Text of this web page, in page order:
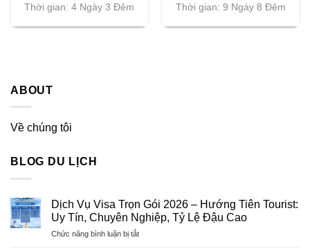
Thời gian: 4 Ngày 3 Đêm
Thời gian: 9 Ngày 8 Đêm
ABOUT
Về chúng tôi
BLOG DU LỊCH
Dịch Vụ Visa Trọn Gói 2026 – Hướng Tiên Tourist:
Uy Tín, Chuyên Nghiệp, Tỷ Lệ Đậu Cao
Chức năng bình luận bị tắtở